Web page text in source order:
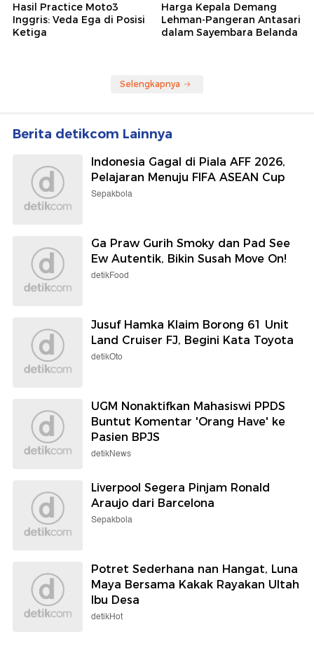
Hasil Practice Moto3
Inggris: Veda Ega di Posisi
Ketiga
Harga Kepala Demang
Lehman-Pangeran Antasari
dalam Sayembara Belanda
Selengkapnya
Berita detikcom Lainnya
Indonesia Gagal di Piala AFF 2026,
Pelajaran Menuju FIFA ASEAN Cup
Sepakbola
Ga Praw Gurih Smoky dan Pad See
Ew Autentik, Bikin Susah Move On!
detikFood
Jusuf Hamka Klaim Borong 61 Unit
Land Cruiser FJ, Begini Kata Toyota
detikOto
UGM Nonaktifkan Mahasiswi PPDS
Buntut Komentar 'Orang Have' ke
Pasien BPJS
detikNews
Liverpool Segera Pinjam Ronald
Araujo dari Barcelona
Sepakbola
Potret Sederhana nan Hangat, Luna
Maya Bersama Kakak Rayakan Ultah
Ibu Desa
detikHot